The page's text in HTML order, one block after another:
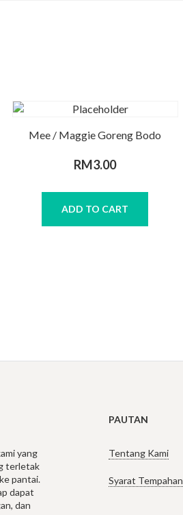
Mee / Maggie Goreng Bodo
RM3.00
ADD TO CART
yang
terletak
pantai.
dapat
dan
PAUTAN
Tentang Kami
Syarat Tempahan